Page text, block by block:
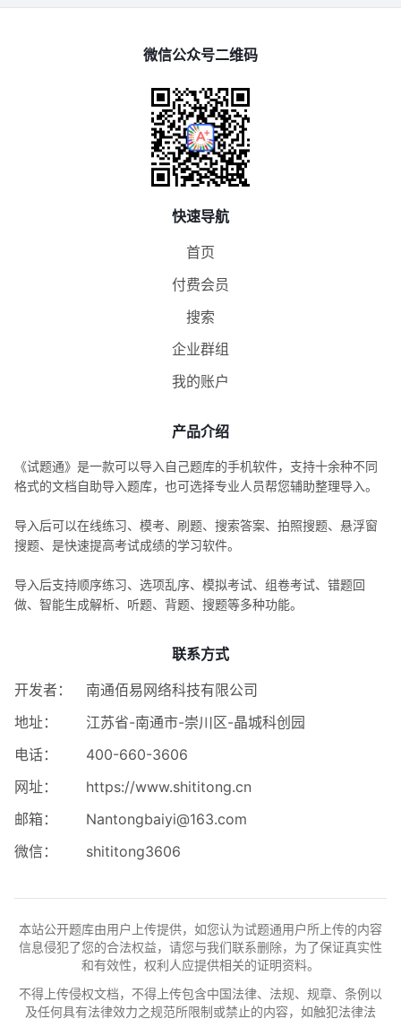
微信公众号二维码
快速导航
首页
付费会员
搜索
企业群组
我的账户
产品介绍
《试题通》是一款可以导入自己题库的手机软件，支持十余种不同
格式的文档自助导入题库，也可选择专业人员帮您辅助整理导入。
导入后可以在线练习、模考、刷题、搜索答案、拍照搜题、悬浮窗
搜题、是快速提高考试成绩的学习软件。
导入后支持顺序练习、选项乱序、模拟考试、组卷考试、错题回
做、智能生成解析、听题、背题、搜题等多种功能。
联系方式
开发者：
南通佰易网络科技有限公司
地址：
江苏省-南通市-崇川区-晶城科创园
电话：
400-660-3606
网址：
https://www.shititong.cn
邮箱：
Nantongbaiyi@163.com
微信：
shititong3606
本站公开题库由用户上传提供，如您认为试题通用户所上传的内容
信息侵犯了您的合法权益，请您与我们联系删除，为了保证真实性
和有效性，权利人应提供相关的证明资料。
不得上传侵权文档，不得上传包含中国法律、法规、规章、条例以
及任何具有法律效力之规范所限制或禁止的内容，如触犯法律法